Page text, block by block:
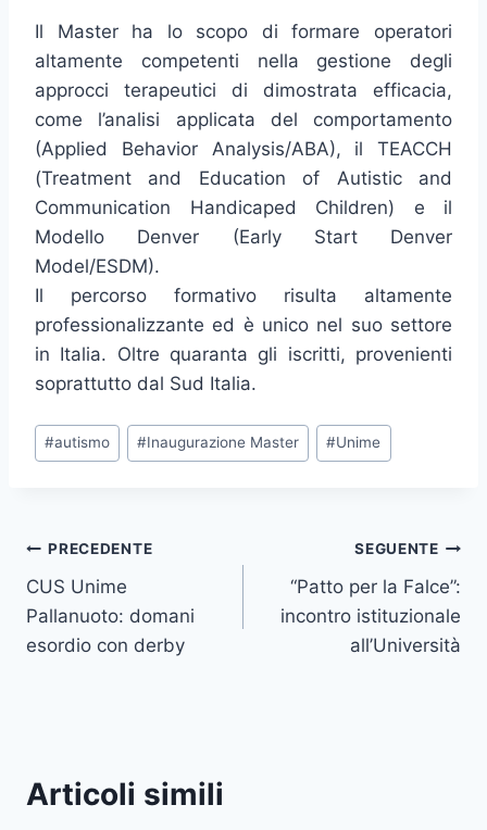
Il Master ha lo scopo di formare operatori
altamente competenti nella gestione degli
approcci terapeutici di dimostrata efficacia,
come l’analisi applicata del comportamento
(Applied Behavior Analysis/ABA), il TEACCH
(Treatment and Education of Autistic and
Communication Handicaped Children) e il
Modello Denver (Early Start Denver
Model/ESDM).
Il percorso formativo risulta altamente
professionalizzante ed è unico nel suo settore
in Italia. Oltre quaranta gli iscritti, provenienti
soprattutto dal Sud Italia.
Tag
articolo:
#autismo #Inaugurazione Master #Unime
Navigazione
articoli
PRECEDENTE
CUS Unime
Pallanuoto: domani
esordio con derby
SEGUENTE
“Patto per la Falce”:
incontro istituzionale
all’Università
Articoli simili